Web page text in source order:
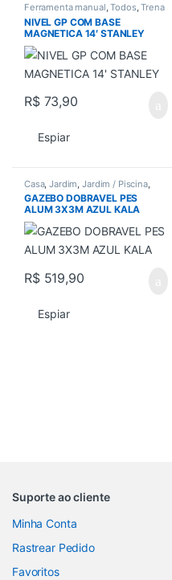
Ferramenta manual,Todos,Trena
e Nivel
NIVEL GP COM BASE
MAGNETICA 14′ STANLEY
R$73,90
Espiar
Casa,Jardim ,Jardim / Piscina,
Piscina,Todos
GAZEBO DOBRAVEL PES
ALUM 3X3M AZUL KALA
R$519,90
Espiar
Suporte ao cliente
Minha Conta
Rastrear Pedido
Favoritos